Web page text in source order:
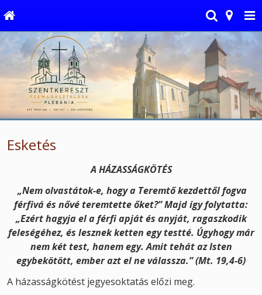
Esketés
A HÁZASSÁGKÖTÉS
„Nem olvastátok-e, hogy a Teremtő kezdettől fogva
férfivá és nővé teremtette őket?” Majd így folytatta:
„Ezért hagyja el a férfi apját és anyját, ragaszkodik
feleségéhez, és lesznek ketten egy testté. Úgyhogy már
nem két test, hanem egy. Amit tehát az Isten
egybekötött, ember azt el ne válassza.” (Mt. 19,4-6)
A házasságkötést jegyesoktatás előzi meg.